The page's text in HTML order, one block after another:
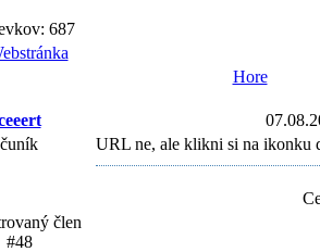
687
Hore
čuník
člen
#48
URL ne, ale klikni si na ikonku